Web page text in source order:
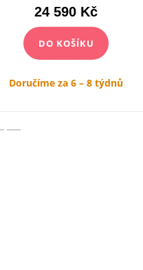
24 590 Kč
DO KOŠÍKU
Doručíme za 6 – 8 týdnů